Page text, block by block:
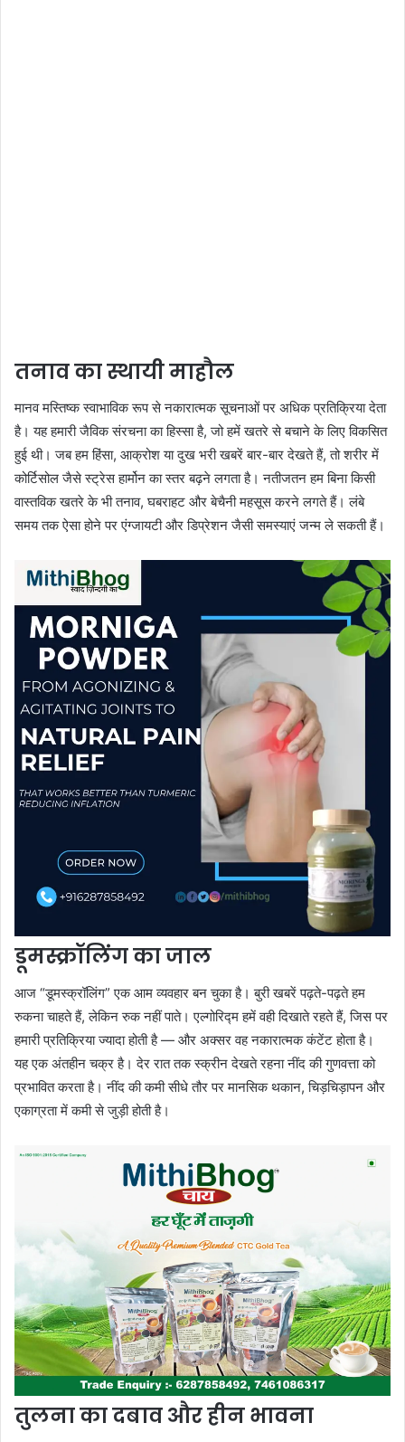
तनाव का स्थायी माहौल
मानव मस्तिष्क स्वाभाविक रूप से नकारात्मक सूचनाओं पर अधिक प्रतिक्रिया देता
है। यह हमारी जैविक संरचना का हिस्सा है, जो हमें खतरे से बचाने के लिए विकसित
हुई थी। जब हम हिंसा, आक्रोश या दुख भरी खबरें बार-बार देखते हैं, तो शरीर में
कोर्टिसोल जैसे स्ट्रेस हार्मोन का स्तर बढ़ने लगता है। नतीजतन हम बिना किसी
वास्तविक खतरे के भी तनाव, घबराहट और बेचैनी महसूस करने लगते हैं। लंबे
समय तक ऐसा होने पर एंग्जायटी और डिप्रेशन जैसी समस्याएं जन्म ले सकती हैं।
डूमस्क्रॉलिंग का जाल
आज “डूमस्क्रॉलिंग” एक आम व्यवहार बन चुका है। बुरी खबरें पढ़ते-पढ़ते हम
रुकना चाहते हैं, लेकिन रुक नहीं पाते। एल्गोरिद्म हमें वही दिखाते रहते हैं, जिस पर
हमारी प्रतिक्रिया ज्यादा होती है — और अक्सर वह नकारात्मक कंटेंट होता है।
यह एक अंतहीन चक्र है। देर रात तक स्क्रीन देखते रहना नींद की गुणवत्ता को
प्रभावित करता है। नींद की कमी सीधे तौर पर मानसिक थकान, चिड़चिड़ापन और
एकाग्रता में कमी से जुड़ी होती है।
तुलना का दबाव और हीन भावना